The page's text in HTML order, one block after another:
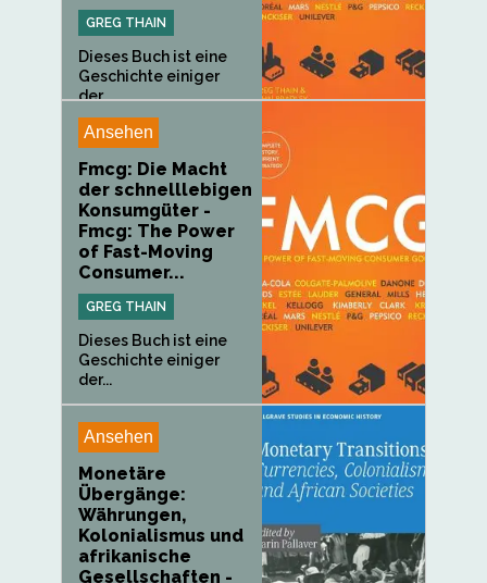
GREG THAIN
Dieses Buch ist eine
Geschichte einiger
der...
Ansehen
Fmcg: Die Macht
der schnelllebigen
Konsumgüter -
Fmcg: The Power
of Fast-Moving
Consumer...
GREG THAIN
Dieses Buch ist eine
Geschichte einiger
der...
Ansehen
Monetäre
Übergänge:
Währungen,
Kolonialismus und
afrikanische
Gesellschaften -